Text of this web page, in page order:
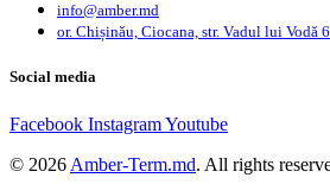
info@amber.md
or. Chișinău, Ciocana, str. Vadul lui Vodă
Social media
Facebook InstagramYoutube
© 2026 Amber-Term.md. All rights